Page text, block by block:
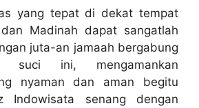
yang tepat di dekat tempat
Madinah dapat sangatlah
juta-an jamaah bergabung
suci ini, mengamankan
nyaman dan aman begitu
Indowisata senang dengan